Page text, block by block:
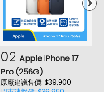
02 Apple iPhone 17
Pro (256G)
原廠建議售價: $39,900